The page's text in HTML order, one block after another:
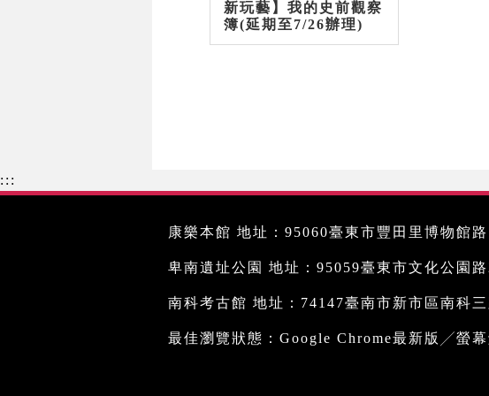
新玩藝】我的史前觀察
簿(延期至7/26辦理)
:::
康樂本館 地址：95060臺東市豐田里博物館
卑南遺址公園 地址：95059臺東市文化公園
南科考古館 地址：74147臺南市新市區南科
最佳瀏覽狀態：Google Chrome最新版╱螢